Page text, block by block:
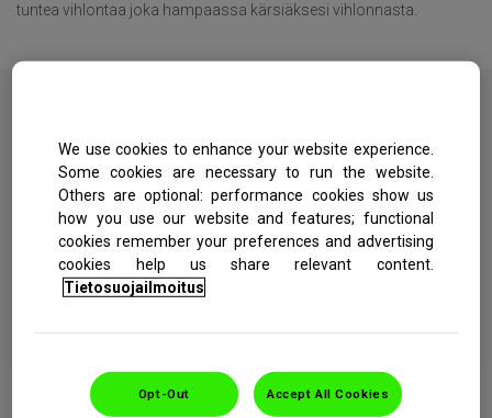
tuntea vihlontaa joka hampaassa kärsiäksesi vihlonnasta.
We use cookies to enhance your website experience.
Some cookies are necessary to run the website.
Others are optional: performance cookies show us
how you use our website and features; functional
cookies remember your preferences and advertising
cookies help us share relevant content.
Tietosuojailmoitus
Opt-Out Accept All Cookies